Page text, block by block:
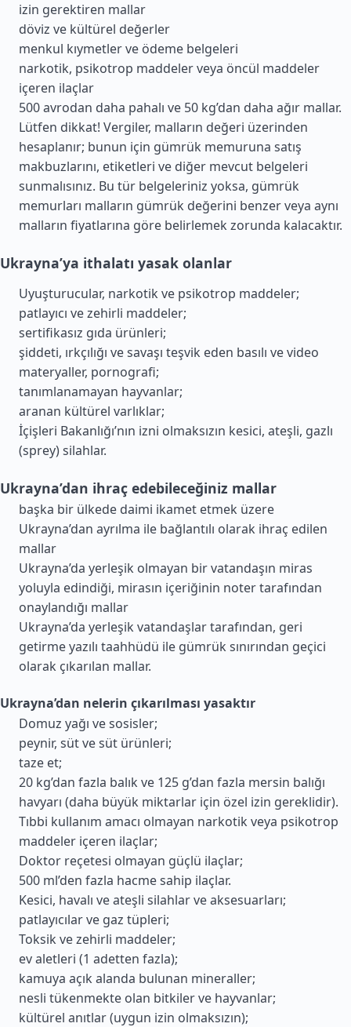
izin gerektiren mallar
döviz ve kültürel değerler
menkul kıymetler ve ödeme belgeleri
narkotik, psikotrop maddeler veya öncül maddeler
içeren ilaçlar
500 avrodan daha pahalı ve 50 kg’dan daha ağır mallar.
Lütfen dikkat! Vergiler, malların değeri üzerinden
hesaplanır; bunun için gümrük memuruna satış
makbuzlarını, etiketleri ve diğer mevcut belgeleri
sunmalısınız. Bu tür belgeleriniz yoksa, gümrük
memurları malların gümrük değerini benzer veya aynı
malların fiyatlarına göre belirlemek zorunda kalacaktır.
Ukrayna’ya ithalatı yasak olanlar
Uyuşturucular, narkotik ve psikotrop maddeler;
patlayıcı ve zehirli maddeler;
sertifikasız gıda ürünleri;
şiddeti, ırkçılığı ve savaşı teşvik eden basılı ve video
materyaller, pornografi;
tanımlanamayan hayvanlar;
aranan kültürel varlıklar;
İçişleri Bakanlığı’nın izni olmaksızın kesici, ateşli, gazlı
(sprey) silahlar.
Ukrayna’dan ihraç edebileceğiniz mallar
başka bir ülkede daimi ikamet etmek üzere
Ukrayna’dan ayrılma ile bağlantılı olarak ihraç edilen
mallar
Ukrayna’da yerleşik olmayan bir vatandaşın miras
yoluyla edindiği, mirasın içeriğinin noter tarafından
onaylandığı mallar
Ukrayna’da yerleşik vatandaşlar tarafından, geri
getirme yazılı taahhüdü ile gümrük sınırından geçici
olarak çıkarılan mallar.
Ukrayna’dan nelerin çıkarılması yasaktır
Domuz yağı ve sosisler;
peynir, süt ve süt ürünleri;
taze et;
20 kg’dan fazla balık ve 125 g’dan fazla mersin balığı
havyarı (daha büyük miktarlar için özel izin gereklidir).
Tıbbi kullanım amacı olmayan narkotik veya psikotrop
maddeler içeren ilaçlar;
Doktor reçetesi olmayan güçlü ilaçlar;
500 ml’den fazla hacme sahip ilaçlar.
Kesici, havalı ve ateşli silahlar ve aksesuarları;
patlayıcılar ve gaz tüpleri;
Toksik ve zehirli maddeler;
ev aletleri (1 adetten fazla);
kamuya açık alanda bulunan mineraller;
nesli tükenmekte olan bitkiler ve hayvanlar;
kültürel anıtlar (uygun izin olmaksızın);